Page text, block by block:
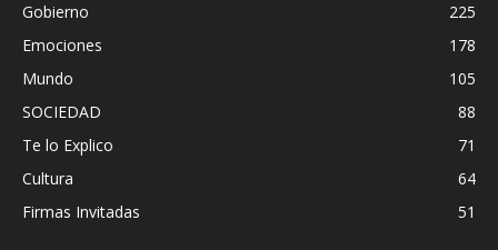
Gobierno
225
Emociones
178
Mundo
105
SOCIEDAD
88
Te lo Explico
71
Cultura
64
Firmas Invitadas
51